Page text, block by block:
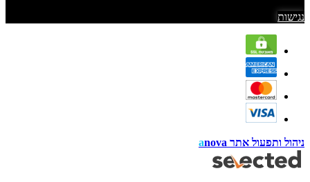
נגישות
ניהול ותפעול אתר anova